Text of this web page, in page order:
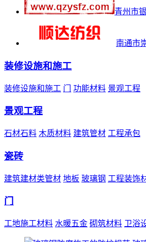
青州市
南通市
装修设施和施工
装修设施和施工 门 功能材料 景观工程
景观工程
石材石料 木质材料 建筑管材 工程承包
瓷砖
建筑建材类管材 地板 玻璃钢 工程装饰
门
工地施工材料 水暖五金 砌筑材料 卫浴